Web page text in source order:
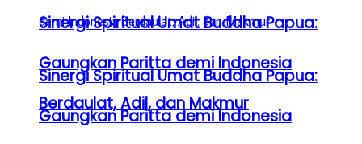
Sinergi Spiritual Umat Buddha Papua:
Gaungkan Paritta demi Indonesia
Berdaulat, Adil, dan Makmur
Sinergi Spiritual Umat Buddha Papua:
Gaungkan Paritta demi Indonesia